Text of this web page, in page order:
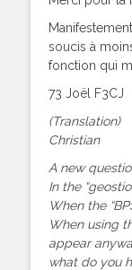
soucis à
fonction qui
73 Joël F3CJ
(Translation)
Christian
A new
In the
When the
When using
appear
what do you